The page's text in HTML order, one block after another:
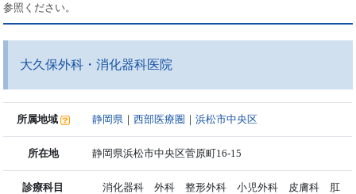
参照ください。
大久保外科・消化器科医院
所属地域 静岡県 ｜西部医療圏 ｜浜松市中央区
所在地 静岡県浜松市中央区菅原町16-15
診療科目
消化器科 外科 整形外科 小児外科 皮膚科 肛